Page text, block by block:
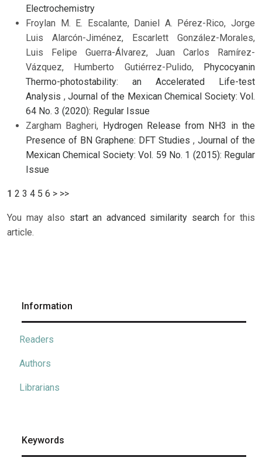
Electrochemistry
Froylan M. E. Escalante, Daniel A. Pérez-Rico, Jorge
Luis Alarcón-Jiménez, Escarlett González-Morales,
Luis Felipe Guerra-Álvarez, Juan Carlos Ramírez-
Vázquez, Humberto Gutiérrez-Pulido, Phycocyanin
Thermo-photostability: an Accelerated Life-test
Analysis , Journal of the Mexican Chemical Society: Vol.
64 No. 3 (2020): Regular Issue
Zargham Bagheri, Hydrogen Release from NH3 in the
Presence of BN Graphene: DFT Studies , Journal of the
Mexican Chemical Society: Vol. 59 No. 1 (2015): Regular
Issue
1 2 3 4 5 6 > >>
You may also start an advanced similarity searchfor this
article.
Information
Readers
Authors
Librarians
Keywords